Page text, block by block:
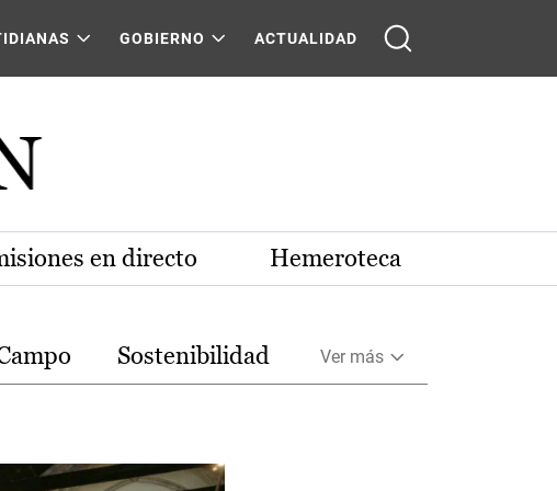
GOBIERNO ACTUALIDAD
en directo Hemeroteca
Sostenibilidad Ver más